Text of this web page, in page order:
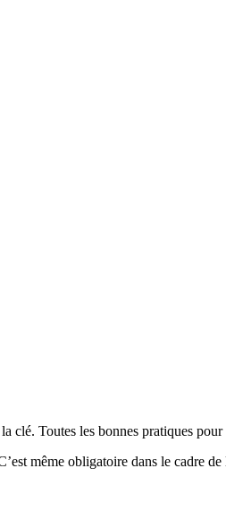
clé. Toutes les bonnes pratiques
même obligatoire dans le cadre